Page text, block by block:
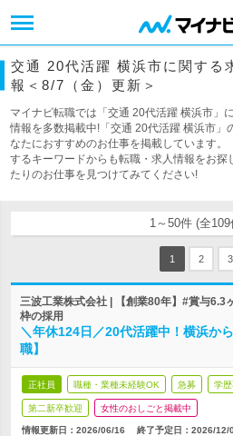
交通 20代活躍 横浜市に関する
報＜8/7（金）更新＞
マイナビ転職では「交通 20代活躍 横浜市」
情報を多数掲載中!「交通 20代活躍 横浜市」
なたにおすすめのお仕事を掲載しています
するキーワードからも転職・求人情報をお探
たりのお仕事を見つけてみてください!
1～50件 (全109
1 2 3
三波工業株式会社 | 【創業80年】#賞与6.3
枠の採用
＼年休124日／20代活躍中！横浜か
職】
正社員 職種・業種未経験OK 急募 学
第二新卒歓迎 女性のおしごと掲載中
情報更新日：2026/06/16 終了予定日： 2026/12/